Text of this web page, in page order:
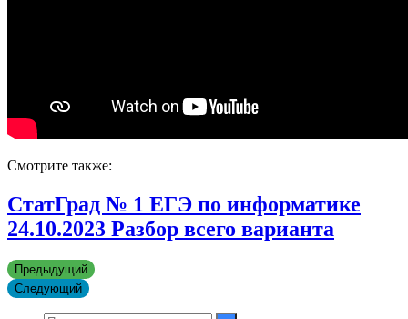
Смотрите также:
СтатГрад № 1 ЕГЭ по информатике
24.10.2023 Разбор всего варианта
Предыдущий
Следующий